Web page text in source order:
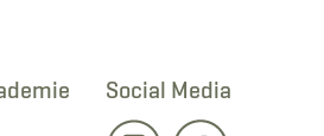
Social Media